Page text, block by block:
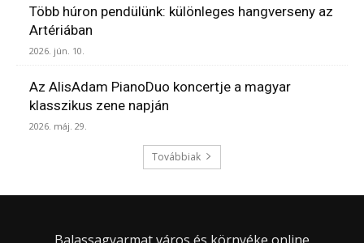
Több húron pendülünk: különleges hangverseny az
Artériában
2026. jún. 10.
Az AlisAdam PianoDuo koncertje a magyar
klasszikus zene napján
2026. máj. 29.
Továbbiak
Balassagyarmat város és környéke online